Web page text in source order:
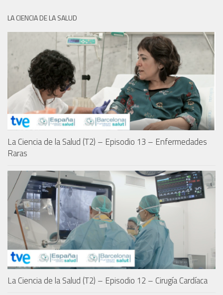
LA CIENCIA DE LA SALUD
La Ciencia de la Salud (T2) – Episodio 13 – Enfermedades
Raras
La Ciencia de la Salud (T2) – Episodio 12 – Cirugía Cardíaca